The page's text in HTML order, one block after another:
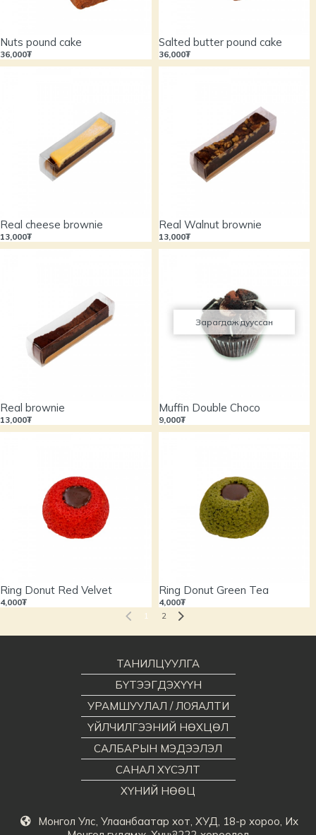
Nuts pound cake
36,000₮
Salted butter pound cake
36,000₮
Real cheese brownie
13,000₮
Real Walnut brownie
13,000₮
Real brownie
13,000₮
Зарагдаж дууссан
Muffin Double Choco
9,000₮
Ring Donut Red Velvet
4,000₮
Ring Donut Green Tea
4,000₮
1 2
Монгол Улс, Улаанбаатар хот, ХУД, 18-р хороо, Их
ТАНИЛЦУУЛГА
БҮТЭЭГДЭХҮҮН
УРАМШУУЛАЛ / ЛОЯАЛТИ
ҮЙЛЧИЛГЭЭНИЙ НӨХЦӨЛ
САЛБАРЫН МЭДЭЭЛЭЛ
САНАЛ ХҮСЭЛТ
ХҮНИЙ НӨӨЦ